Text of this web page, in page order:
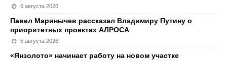
6 августа 2026
Павел Маринычев рассказал Владимиру Путину о
приоритетных проектах АЛРОСА
5 августа 2026
«Янзолото» начинает работу на новом участке